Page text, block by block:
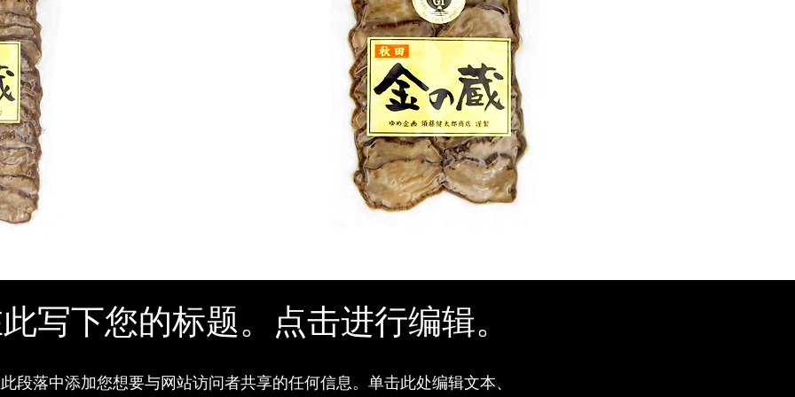
写下您的标题。点击进行编辑。
段落中添加您想要与网站访问者共享的任何信息。单击此处编辑文本、